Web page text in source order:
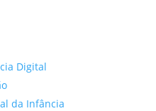
Digital
da Infância